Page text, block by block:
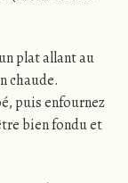
plat allant au
chaude.
puis enfournez
bien fondu et